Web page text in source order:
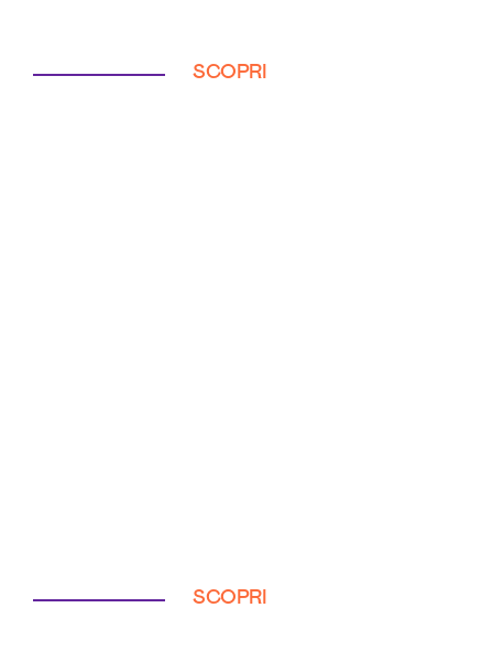
SCOPRI
SCOPRI